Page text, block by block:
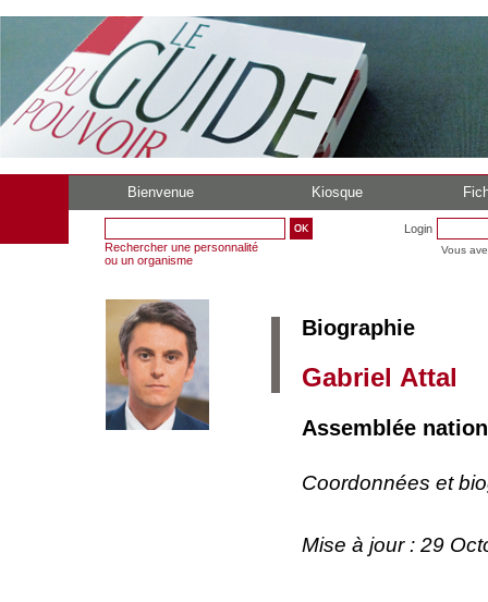
Bienvenue Kiosque
Rechercher une personnalité
ou un organisme
Login
Vous
Biographie
Gabriel Attal
Assemblée
Coordonnées et
Mise à jour : 29